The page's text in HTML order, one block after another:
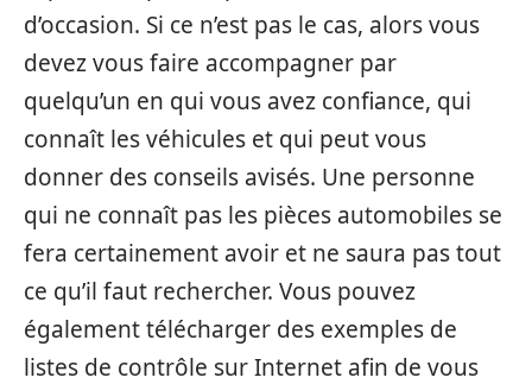
d’occasion. Si ce n’est pas le cas, alors vous
devez vous faire accompagner par
quelqu’un en qui vous avez confiance, qui
connaît les véhicules et qui peut vous
donner des conseils avisés. Une personne
qui ne connaît pas les pièces automobiles se
fera certainement avoir et ne saura pas tout
ce qu’il faut rechercher. Vous pouvez
également télécharger des exemples de
listes de contrôle sur Internet afin de vous